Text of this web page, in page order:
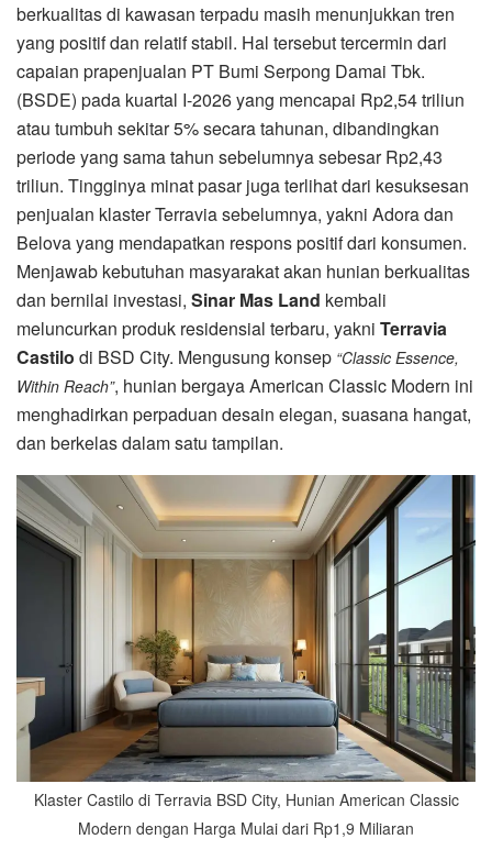
berkualitas di kawasan terpadu masih menunjukkan tren
yang positif dan relatif stabil. Hal tersebut tercermin dari
capaian prapenjualan PT Bumi Serpong Damai Tbk.
(BSDE) pada kuartal I-2026 yang mencapai Rp2,54 triliun
atau tumbuh sekitar 5% secara tahunan, dibandingkan
periode yang sama tahun sebelumnya sebesar Rp2,43
triliun. Tingginya minat pasar juga terlihat dari kesuksesan
penjualan klaster Terravia sebelumnya, yakni Adora dan
Belova yang mendapatkan respons positif dari konsumen.
Menjawab kebutuhan masyarakat akan hunian berkualitas
dan bernilai investasi, Sinar Mas Land kembali
meluncurkan produk residensial terbaru, yakni Terravia
Castilo di BSD City. Mengusung konsep “Classic Essence,
Within Reach”, hunian bergaya American Classic Modern ini
menghadirkan perpaduan desain elegan, suasana hangat,
dan berkelas dalam satu tampilan.
Klaster Castilo di Terravia BSD City, Hunian American Classic
Modern dengan Harga Mulai dari Rp1,9 Miliaran